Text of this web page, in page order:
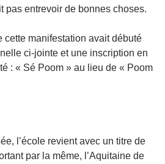
pas entrevoir de bonnes choses.
cette manifestation avait débuté
ci-jointe et une inscription en
: « Sé Poom » au lieu de « Poom
l’école revient avec un titre de
par la même, l’Aquitaine de